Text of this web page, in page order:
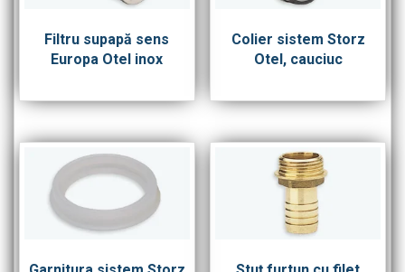
Filtru supapă sens
Europa Otel inox
Colier sistem Storz
Otel, cauciuc